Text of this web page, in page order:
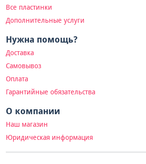
Все пластинки
Дополнительные услуги
Нужна помощь?
Доставка
Самовывоз
Оплата
Гарантийные обязательства
О компании
Наш магазин
Юридическая информация